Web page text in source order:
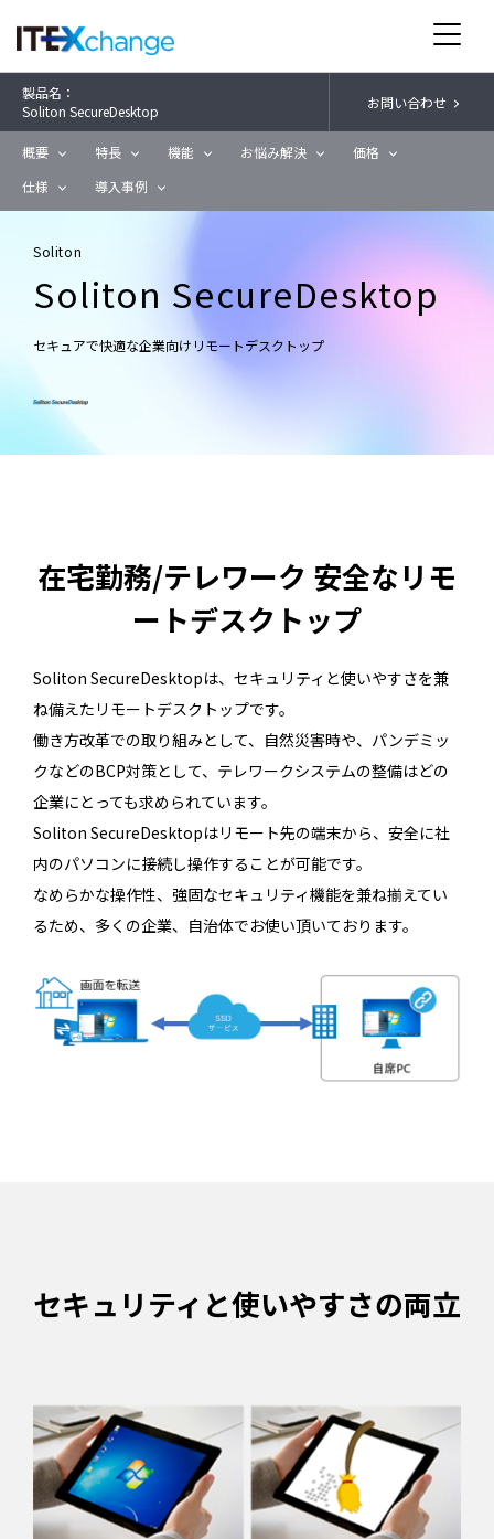
製品名：
Soliton SecureDesktop
お問い合わせ
概要 特長 機能 お悩み解決
価格
仕様
導入事例
Soliton
Soliton SecureDesktop
セキュアで快適な企業向けリモートデスクトップ
在宅勤務/テレワーク 安全なリモ
ートデスクトップ
Soliton SecureDesktopは、セキュリティと使いやすさを兼
ね備えたリモートデスクトップです。
働き方改革での取り組みとして、自然災害時や、パンデミッ
クなどのBCP対策として、テレワークシステムの整備はどの
企業にとっても求められています。
Soliton SecureDesktopはリモート先の端末から、安全に社
内のパソコンに接続し操作することが可能です。
なめらかな操作性、強固なセキュリティ機能を兼ね揃えてい
るため、多くの企業、自治体でお使い頂いております。
セキュリティと使いやすさの両立